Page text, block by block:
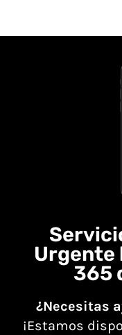
Urgente
365
¿Necesitas
¡Estamos